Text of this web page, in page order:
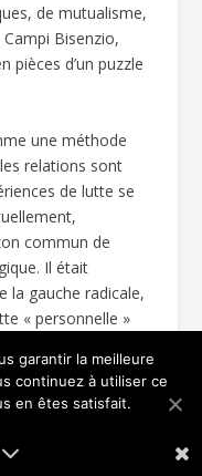
de mutualisme,
Bisenzio,
pièces d’un puzzle
une méthode
relations sont
de lutte se
commun de
Il était
la gauche radicale,
« personnelle »
qu’ainsi que l’on
chacun vit dans
et avec sa
relations a
garantir la meilleure
continuez à utiliser ce
en êtes satisfait.